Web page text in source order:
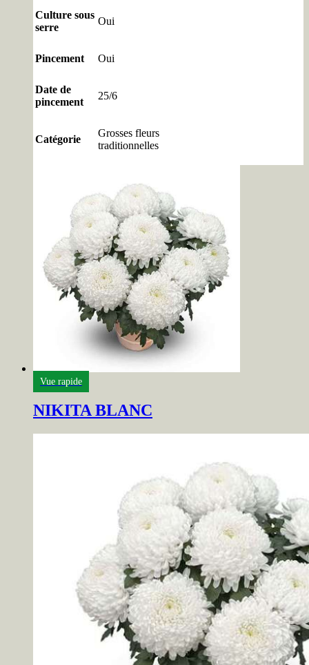
Culture sous
serre
Oui
Pincement Oui
Date de
pincement
25/6
Catégorie
Grosses fleurs
traditionnelles
Vue rapide
NIKITA BLANC